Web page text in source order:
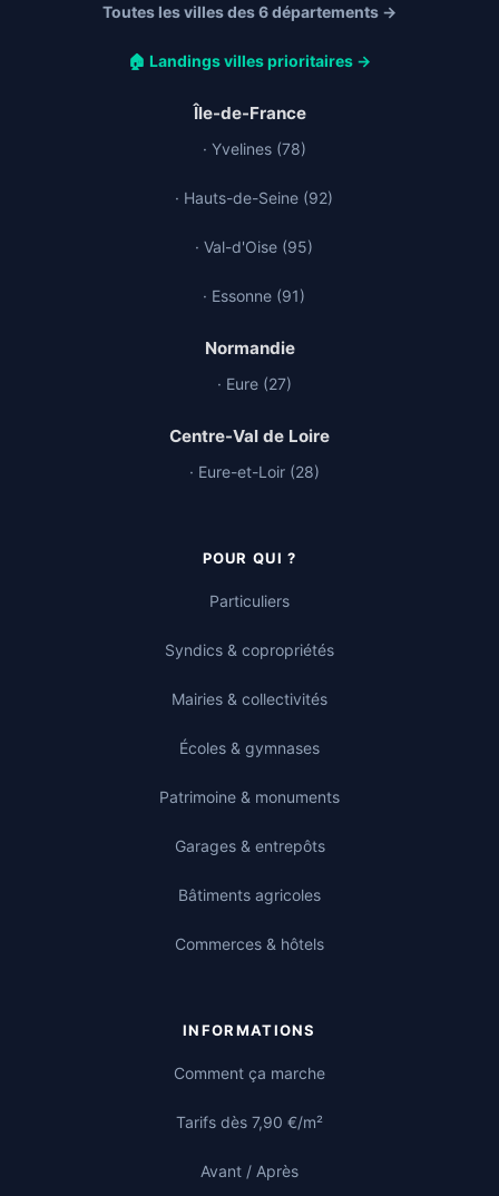
Toutes les villes des 6 départements →
🏠 Landings villes prioritaires →
Île-de-France
· Yvelines (78)
· Hauts-de-Seine (92)
· Val-d'Oise (95)
· Essonne (91)
Normandie
· Eure (27)
Centre-Val de Loire
· Eure-et-Loir (28)
POUR QUI ?
Particuliers
Syndics & copropriétés
Mairies & collectivités
Écoles & gymnases
Patrimoine & monuments
Garages & entrepôts
Bâtiments agricoles
Commerces & hôtels
INFORMATIONS
Comment ça marche
Tarifs dès 7,90 €/m²
Avant / Après